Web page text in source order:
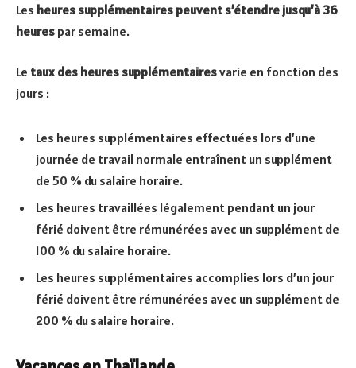
Les heures supplémentaires peuvent s’étendre jusqu’à 36
heures par semaine.
Le taux des heures supplémentairesvarie en fonction des
jours :
Les heures supplémentaires effectuées lors d’une
journée de travail normale entraînent un supplément
de 50 % du salaire horaire.
Les heures travaillées légalement pendant un jour
férié doivent être rémunérées avec un supplément de
100 % du salaire horaire.
Les heures supplémentaires accomplies lors d’un jour
férié doivent être rémunérées avec un supplément de
200 % du salaire horaire.